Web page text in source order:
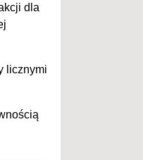
dla
licznymi